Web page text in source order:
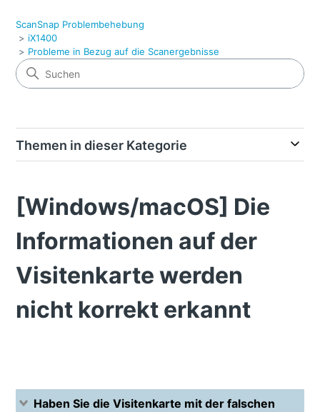
ScanSnap Problembehebung
iX1400
Probleme in Bezug auf die Scanergebnisse
Themen in dieser Kategorie
[Windows/macOS] Die
Informationen auf der
Visitenkarte werden
nicht korrekt erkannt
Haben Sie die Visitenkarte mit der falschen